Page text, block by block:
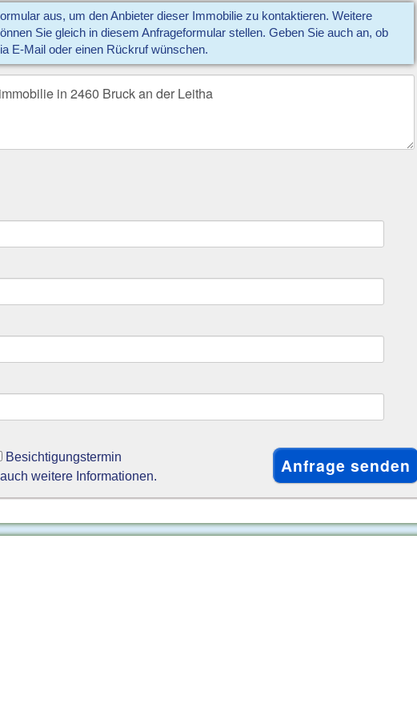
aus, um den Anbieter dieser Immobilie zu kontaktieren. Weitere
Sie gleich in diesem Anfrageformular stellen. Geben Sie auch an, ob
E-Mail oder einen Rückruf wünschen.
Besichtigungstermin
weitere Informationen.